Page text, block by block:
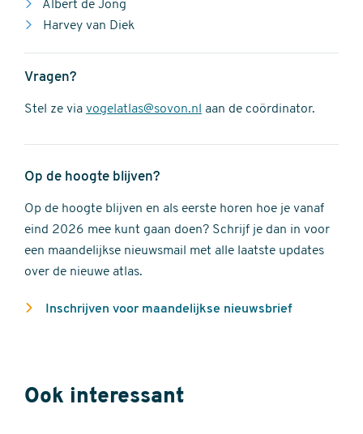
Albert de Jong
Harvey van Diek
Vragen?
Stel ze via vogelatlas@sovon.nl aan de coördinator.
Op de hoogte blijven?
Op de hoogte blijven en als eerste horen hoe je vanaf
eind 2026 mee kunt gaan doen? Schrijf je dan in voor
een maandelijkse nieuwsmail met alle laatste updates
over de nieuwe atlas.
Inschrijven voor maandelijkse nieuwsbrief
Ook interessant